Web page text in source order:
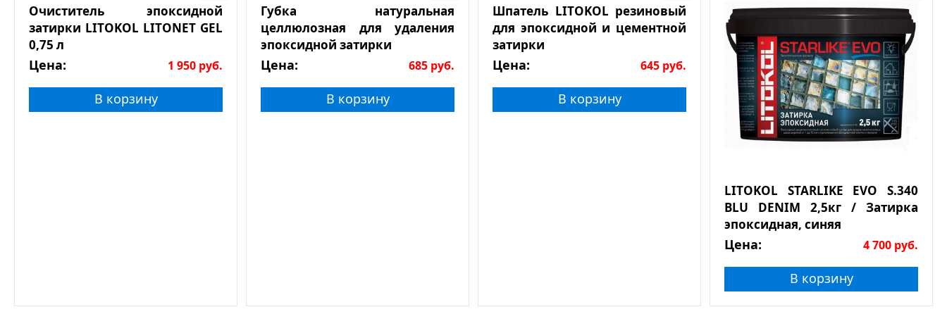
Очиститель эпоксидной
затирки LITOKOL LITONET GEL
0,75 л
Цена: 1 950 руб.
В корзину
Губка натуральная
целлюлозная для удаления
эпоксидной затирки
Цена: 685 руб.
В корзину
Шпатель LITOKOL резиновый
для эпоксидной и цементной
затирки
Цена: 645 руб.
В корзину
LITOKOL STARLIKE EVO S.340
BLU DENIM 2,5кг / Затирка
эпоксидная, синяя
Цена: 4 700 руб.
В корзину